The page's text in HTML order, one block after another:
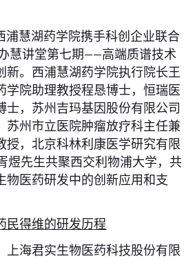
浦慧湖药学院携手科创企业联合
慧讲堂第七期——高端质谱技术
新。西浦慧湖药学院执行院长王
学院助理教授程恳博士，恒瑞医
士，苏州吉玛基因股份有限公司
苏州市立医院肿瘤放疗科主任兼
授，北京科林利康医学研究有限
煜先生共聚西交利物浦大学，共
物医药研发中的创新应用和支
民得维的研发历程
上海君实生物医药科技股份有限